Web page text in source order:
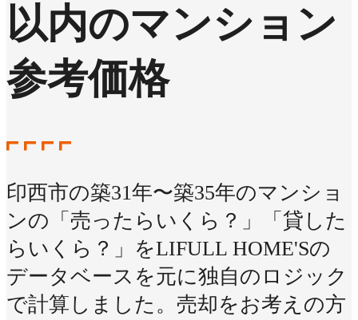
以内のマンション
参考価格
印西市の築31年〜築35年のマンショ
ンの「売ったらいくら？」「貸した
らいくら？」をLIFULL HOME'Sの
データベースを元に独自のロジック
で計算しました。売却をお考えの方